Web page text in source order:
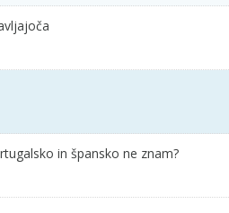
in špansko ne znam?